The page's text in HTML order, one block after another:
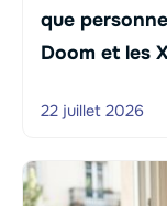
que
Doom et les
22 juillet 2026